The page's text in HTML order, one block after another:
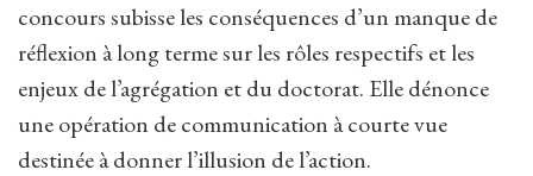
concours subisse les conséquences d’un manque de
réflexion à long terme sur les rôles respectifs et les
enjeux de l’agrégation et du doctorat. Elle dénonce
une opération de communication à courte vue
destinée à donner l’illusion de l’action.